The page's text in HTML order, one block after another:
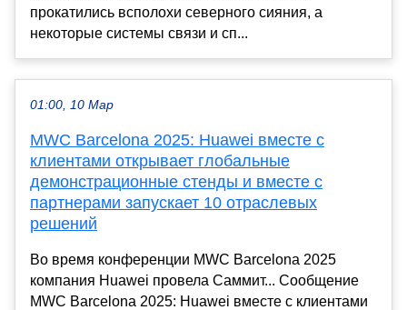
прокатились всполохи северного сияния, а
некоторые системы связи и сп...
01:00, 10 Мар
MWC Barcelona 2025: Huawei вместе с
клиентами открывает глобальные
демонстрационные стенды и вместе с
партнерами запускает 10 отраслевых
решений
Во время конференции MWC Barcelona 2025
компания Huawei провела Саммит... Сообщение
MWC Barcelona 2025: Huawei вместе с клиентами